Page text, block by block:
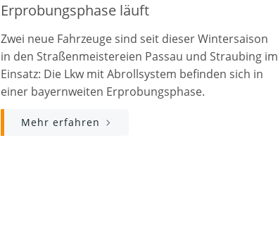
Erprobungsphase läuft
Zwei neue Fahrzeuge sind seit dieser Wintersaison
in den Straßenmeistereien Passau und Straubing im
Einsatz: Die Lkw mit Abrollsystem befinden sich in
einer bayernweiten Erprobungsphase.
Mehr erfahren